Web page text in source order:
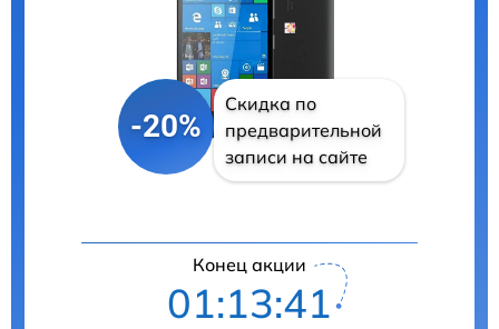
-20%
Скидка по
предварительной
записи на сайте
Конец акции
01:13:40